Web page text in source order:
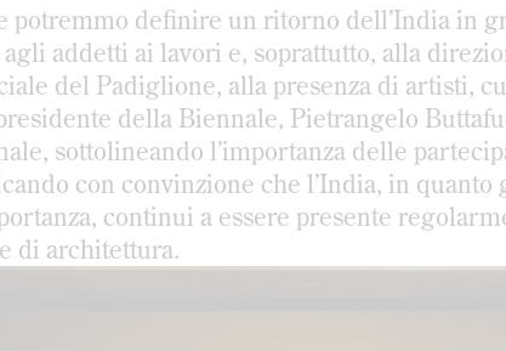
definire un ritorno dell’India in
addetti ai lavori e, soprattutto, alla
del Padiglione, alla presenza di artisti,
della Biennale, Pietrangelo
sottolineando l’importanza delle
con convinzione che l’India, in
continui a essere presente
di architettura.